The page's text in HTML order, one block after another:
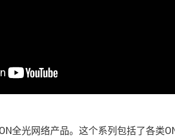
全光网络产品。这个系列包括了各类